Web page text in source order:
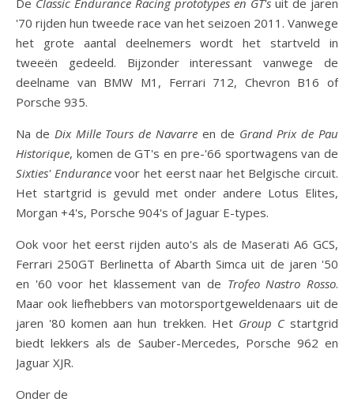
'70 rijden hun tweede race van het seizoen 2011. Vanwege
het grote aantal deelnemers wordt het startveld in
tweeën gedeeld. Bijzonder interessant vanwege de
deelname van BMW M1, Ferrari 712, Chevron B16 of
Porsche 935.
Na de Dix Mille Tours de Navarre en de Grand Prix de Pau
Historique, komen de GT's en pre-'66 sportwagens van de
Sixties' Endurancevoor het eerst naar het Belgische circuit.
Het startgrid is gevuld met onder andere Lotus Elites,
Morgan +4's, Porsche 904's of Jaguar E-types.
Ook voor het eerst rijden auto's als de Maserati A6 GCS,
Ferrari 250GT Berlinetta of Abarth Simca uit de jaren '50
en '60 voor het klassement van de Trofeo Nastro Rosso.
Maar ook liefhebbers van motorsportgeweldenaars uit de
jaren '80 komen aan hun trekken. Het Group Cstartgrid
biedt lekkers als de Sauber-Mercedes, Porsche 962 en
Jaguar XJR.
Onder de